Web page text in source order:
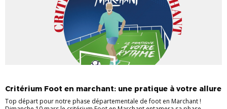
Critérium Foot en marchant: une pratique à votre allure
Top départ pour notre phase départementale de foot en Marchant !